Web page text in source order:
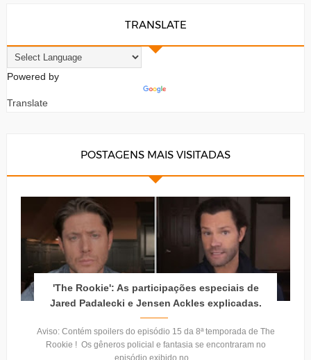
TRANSLATE
Powered by
Translate
POSTAGENS MAIS VISITADAS
'The Rookie': As participações especiais de
Jared Padalecki e Jensen Ackles explicadas.
Aviso: Contém spoilers do episódio 15 da 8ª temporada de The
Rookie ! Os gêneros policial e fantasia se encontraram no